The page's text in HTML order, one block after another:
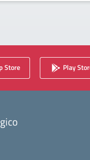
Store Play